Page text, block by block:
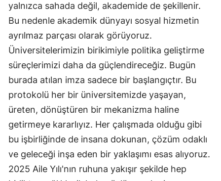
yalnızca sahada değil, akademide de şekillenir.
Bu nedenle akademik dünyayı sosyal hizmetin
ayrılmaz parçası olarak görüyoruz.
Üniversitelerimizin birikimiyle politika geliştirme
süreçlerimizi daha da güçlendireceğiz. Bugün
burada atılan imza sadece bir başlangıçtır. Bu
protokolü her bir üniversitemizde yaşayan,
üreten, dönüştüren bir mekanizma haline
getirmeye kararlıyız. Her çalışmada olduğu gibi
bu işbirliğinde de insana dokunan, çözüm odaklı
ve geleceği inşa eden bir yaklaşımı esas alıyoruz.
2025 Aile Yılı'nın ruhuna yakışır şekilde hep